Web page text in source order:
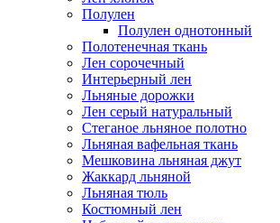
Полулен
Полулен однотонный
Полотенечная ткань
Лен сорочечный
Интерьерный лен
Льняные дорожки
Лен серый натуральный
Стеганое льняное полотно
Льняная вафельная ткань
Мешковина льняная джут
Жаккард льняной
Льняная тюль
Костюмный лен